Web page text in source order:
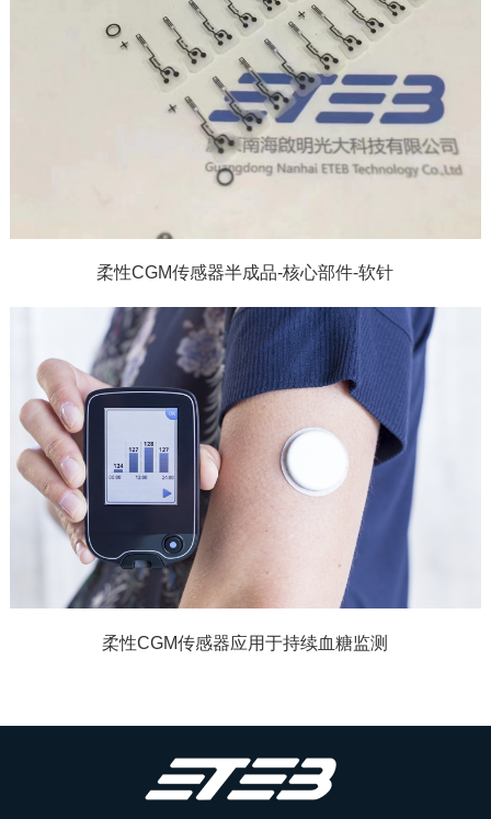
柔性CGM传感器半成品-核心部件-软针
柔性CGM传感器应用于持续血糖监测